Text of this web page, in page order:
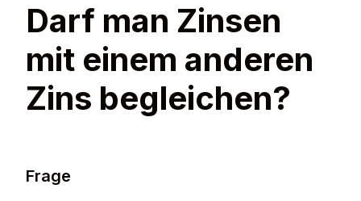
Darf man Zinsen
mit einem anderen
Zins begleichen?
Frage